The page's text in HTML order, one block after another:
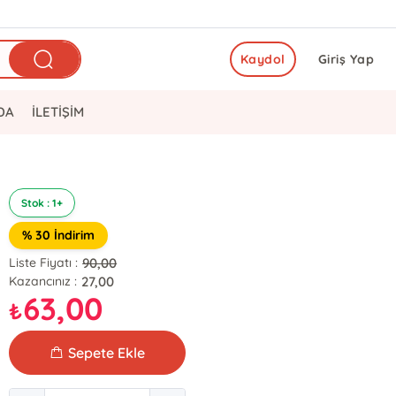
Giriş Yap
Kaydol
İLETİŞİM
Stok : 1+
% 30 İndirim
Liste Fiyatı : 90,00
Kazancınız : 27,00
₺63,00
Sepete Ekle